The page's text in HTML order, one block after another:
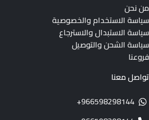
من نحن
سياسة الاستخدام والخصوصية
سياسة الاستبدال والاسترجاع
سياسة الشحن والتوصيل
فروعنا
تواصل معنا
966598298144+